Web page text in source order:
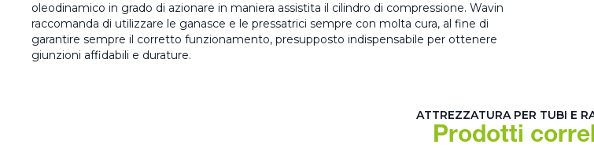
oleodinamico in grado di azionare in maniera assistita il cilindro di compressione. Wavin
raccomanda di utilizzare le ganasce e le pressatrici sempre con molta cura, al fine di
garantire sempre il corretto funzionamento, presupposto indispensabile per ottenere
giunzioni affidabili e durature.
ATTREZZATURA PER TUBI E
Prodotti